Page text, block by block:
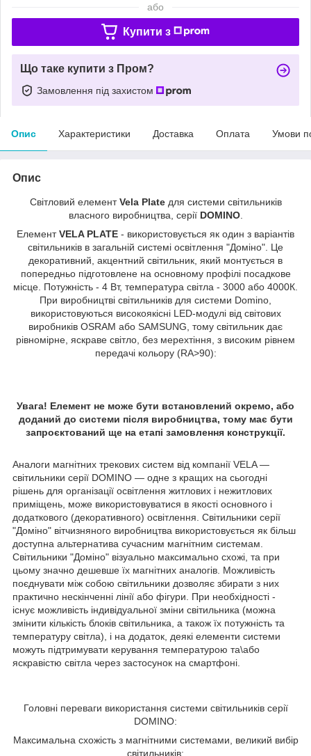
або
Купити з
Що таке купити з Пром?
Замовлення під захистом
Опис Характеристики Доставка Оплата Умови
Опис
Світловий елементVela Plateдля системи світильників
власного виробництва, серії DOMINO.
ЕлементVELA PLATE - використовується як один з варіантів
світильників в загальній системі освітлення "Доміно". Це
декоративний, акцентний світильник, який монтується в
попередньо підготовлене на основному профілі посадкове
місце. Потужність - 4 Вт, температура світла - 3000 або 4000К.
При виробництві світильників для системи Domino,
використовуються високоякісні LED-модулі від світових
виробників OSRAM або SAMSUNG, тому світильник дає
рівномірне, яскраве світло, без мерехтіння, з високим рівнем
передачі кольору (RA>90):
Увага! Елемент не може бути встановлений окремо, або
доданий до системи після виробництва, тому має бути
запроєктований ще на етапі замовлення конструкції.
Аналоги магнітних трекових систем від компанії VELA —
світильники серії DOMINO — одне з кращих на сьогодні
рішень для організації освітлення житлових і нежитлових
приміщень, може використовуватися в якості основного і
додаткового (декоративного) освітлення. Світильники серії
"Доміно" вітчизняного виробництва використовується як більш
доступна альтернатива сучасним магнітним системам.
Світильники "Доміно" візуально максимально схожі, та при
цьому значно дешевше їх магнітних аналогів. Можливість
поєднувати між собою світильники дозволяє збирати з них
практично нескінченні лінії або фігури. При необхідності -
існує можливість індивідуальної зміни світильника (можна
змінити кількість блоків світильника, а також їх потужність та
температуру світла), і на додаток, деякі елементи системи
можуть підтримувати керування температурою та\або
яскравістю світла через застосунок на смартфоні.
Головні переваги використання системи світильників серії
DOMINO:
Максимальна схожість з магнітними системами, великий вибір
світильників;